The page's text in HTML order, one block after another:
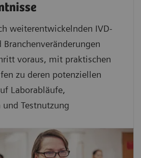
weiterentwickelnden IVD-
voraus, mit praktischen
zu deren potenziellen
Laborabläufe,
und Testnutzung